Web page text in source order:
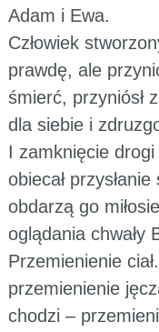
Adam i Ewa.
Człowiek
prawdę, ale
śmierć, przyniósł
dla siebie i
I zamknięcie
obiecał
obdarzą go
oglądania chwały
Przemienienie
przemienienie
chodzi –